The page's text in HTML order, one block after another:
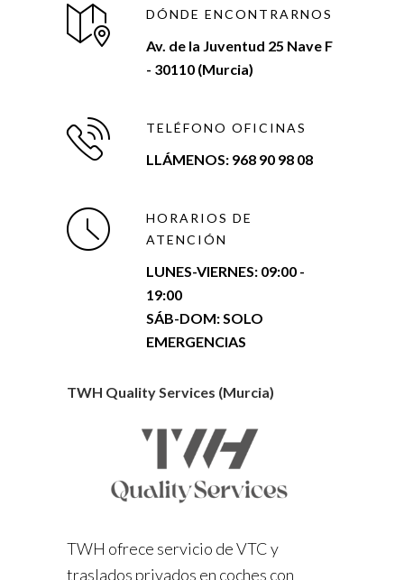
DÓNDE ENCONTRARNOS
Av. de la Juventud 25 Nave F
- 30110 (Murcia)
TELÉFONO OFICINAS
LLÁMENOS: 968 90 98 08
HORARIOS DE
ATENCIÓN
LUNES-VIERNES: 09:00 -
19:00
SÁB-DOM: SOLO
EMERGENCIAS
TWH Quality Services (Murcia)
TWH ofrece servicio de VTC y
traslados privados en coches con